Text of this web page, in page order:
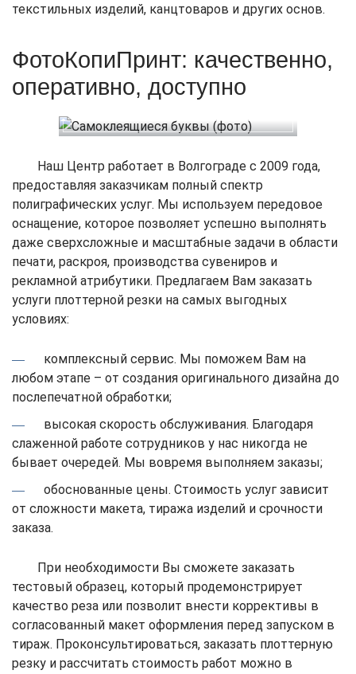
текстильных изделий, канцтоваров и других основ.
ФотоКопиПринт: качественно,
оперативно, доступно
Наш Центр работает в Волгограде с 2009 года,
предоставляя заказчикам полный спектр
полиграфических услуг. Мы используем передовое
оснащение, которое позволяет успешно выполнять
даже сверхсложные и масштабные задачи в области
печати, раскроя, производства сувениров и
рекламной атрибутики. Предлагаем Вам заказать
услуги плоттерной резки на самых выгодных
условиях:
комплексный сервис. Мы поможем Вам на
любом этапе – от создания оригинального дизайна до
послепечатной обработки;
высокая скорость обслуживания. Благодаря
слаженной работе сотрудников у нас никогда не
бывает очередей. Мы вовремя выполняем заказы;
обоснованные цены. Стоимость услуг зависит
от сложности макета, тиража изделий и срочности
заказа.
При необходимости Вы сможете заказать
тестовый образец, который продемонстрирует
качество реза или позволит внести коррективы в
согласованный макет оформления перед запуском в
тираж. Проконсультироваться, заказать плоттерную
резку и рассчитать стоимость работ можно в